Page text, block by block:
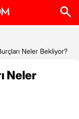
Neler Bekliyor?
Neler